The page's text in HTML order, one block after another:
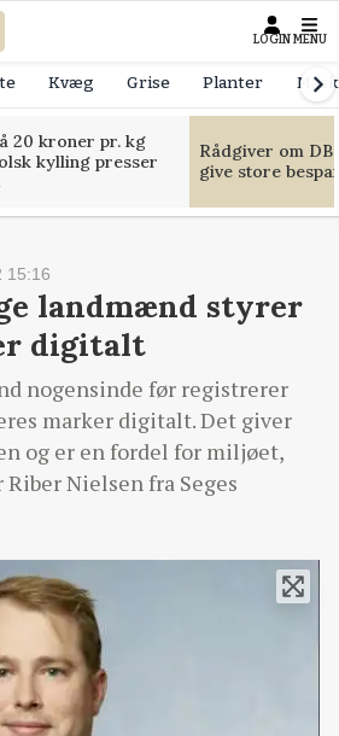
LOGIN MENU
Kvæg Grise Planter
20 kroner pr. kg
kylling presser
Rådgiver om
give store
15:16
landmænd styrer
digitalt
nogensinde før registrerer
marker digitalt. Det giver
og er en fordel for miljøet,
Riber Nielsen fra Seges